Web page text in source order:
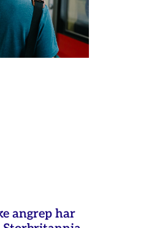
angrep har